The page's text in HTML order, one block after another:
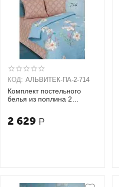
КОД: АЛЬВИТЕК-ПA-2-714
Комплект постельного
белья из поплина 2
2 629 Р